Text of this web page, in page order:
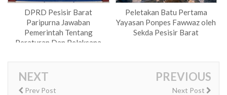
DPRD Pesisir Barat
Paripurna Jawaban
Pemerintah Tentang
Peraturan Dan Pelaksana
Peletakan Batu Pertama
Yayasan Ponpes Fawwaz oleh
Sekda Pesisir Barat
NEXT
Prev Post
PREVIOUS
Next Post